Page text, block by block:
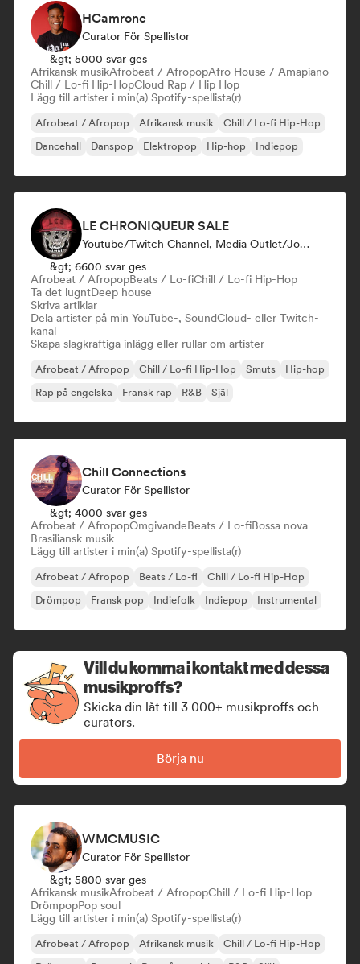
HCamrone
Curator För Spellistor
&gt; 5000 svar ges
Afrikansk musikAfrobeat / AfropopAfro House / Amapiano
Chill / Lo-fi Hip-HopCloud Rap / Hip Hop
Lägg till artister i min(a) Spotify-spellista(r)
Afrobeat / Afropop Afrikansk musik
Chill / Lo-fi Hip-Hop
Dancehall
Danspop Elektropop Hip-hop Indiepop
LE CHRONIQUEUR SALE
Youtube/Twitch Channel, Media Outlet/Journalist, Influencer I Sociala Medier
&gt; 6600 svar ges
Afrobeat / AfropopBeats / Lo-fiChill / Lo-fi Hip-Hop
Ta det lugntDeep house
Skriva artiklar
Dela artister på min YouTube-, SoundCloud- eller Twitch-
kanal
Skapa slagkraftiga inlägg eller rullar om artister
Afrobeat / Afropop Chill / Lo-fi Hip-Hop Smuts
Hip-hop
Rap på engelska
Fransk rap R&B Själ
Chill Connections
Curator För Spellistor
&gt; 4000 svar ges
Afrobeat / AfropopOmgivandeBeats / Lo-fiBossa nova
Brasiliansk musik
Lägg till artister i min(a) Spotify-spellista(r)
Afrobeat / Afropop Beats / Lo-fi
Chill / Lo-fi Hip-Hop
Drömpop
Fransk pop Indiefolk Indiepop Instrumental
Vill du komma i kontakt med dessa
musikproffs?
Skicka din låt till 3 000+ musikproffs och
curators.
Börja nu
WMCMUSIC
Curator För Spellistor
&gt; 5800 svar ges
Afrikansk musikAfrobeat / AfropopChill / Lo-fi Hip-Hop
DrömpopPop soul
Lägg till artister i min(a) Spotify-spellista(r)
Afrobeat / Afropop Afrikansk musik
Chill / Lo-fi Hip-Hop